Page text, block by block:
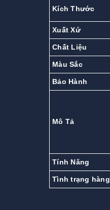
Kích Thước
Xuất Xứ
Chất Liệu
Màu Sắc
Bảo Hành
Mô Tả
Tính Năng
Tình trạng hàng